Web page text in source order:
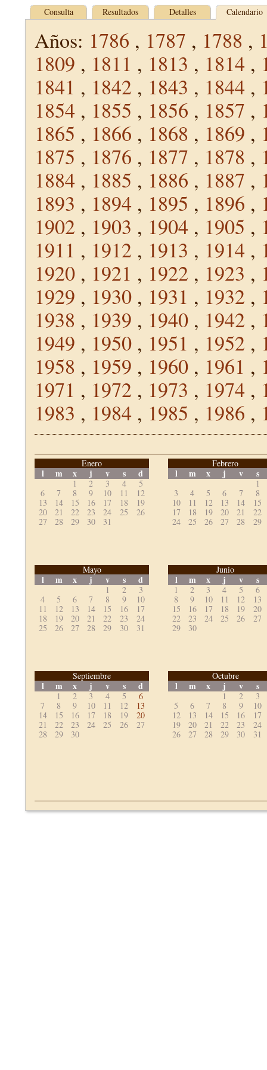
Consulta Resultados Detalles Calendario
Años: 1786 , 1787 , 1788 ,
1809 , 1811 , 1813 , 1814 ,
1841 , 1842 , 1843 , 1844 ,
1854 , 1855 , 1856 , 1857 ,
1865 , 1866 , 1868 , 1869 ,
1875 , 1876 , 1877 , 1878 ,
1884 , 1885 , 1886 , 1887 ,
1893 , 1894 , 1895 , 1896 ,
1902 , 1903 , 1904 , 1905 ,
1911 , 1912 , 1913 , 1914 ,
1920 , 1921 , 1922 , 1923 ,
1929 , 1930 , 1931 , 1932 ,
1938 , 1939 , 1940 , 1942 ,
1949 , 1950 , 1951 , 1952 ,
1958 , 1959 , 1960 , 1961 ,
1971 , 1972 , 1973 , 1974 ,
1983 , 1984 , 1985 , 1986 ,
Enero
l m x j v s d
1 2 3 4
5
6
7 8 9 10 11
12
13
14 15 16 17 18
19
20
21 22 23 24 25
26
27
28 29 30 31
Febrero
l m x j v s
1
3
4 5 6 7
8
10
11 12 13 14
15
17
18 19 20 21
22
24
25 26 27 28 29
Mayo
l m x j v s d
1 2
3
4
5 6 7 8 9
10
11
12 13 14 15 16
17
18
19 20 21 22 23
24
25
26 27 28 29 30 31
Junio
l m x j v s
1 2 3 4 5
6
8
9 10 11 12
13
15
16 17 18 19
20
22
23 24 25 26
27
29
30
Septiembre
l m x j v s d
1 2 3 4 5
6
7
8 9 10 11 12
13
14
15 16 17 18 19
20
21
22 23 24 25 26
27
28
29 30
Octubre
l m x j v s
1 2
3
5
6 7 8 9
10
12
13 14 15 16
17
19
20 21 22 23
24
26
27 28 29 30 31